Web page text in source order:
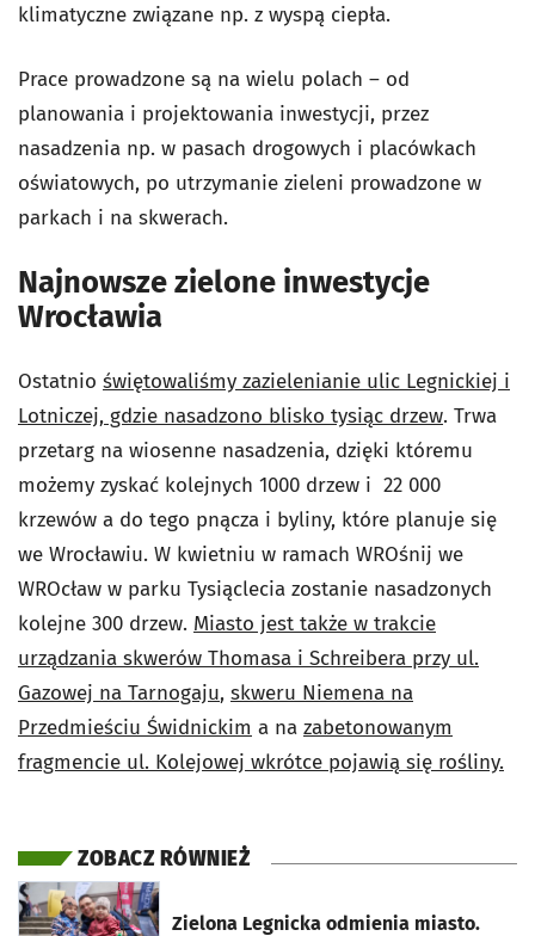
klimatyczne związane np. z wyspą ciepła.
Prace prowadzone są na wielu polach – od
planowania i projektowania inwestycji, przez
nasadzenia np. w pasach drogowych i placówkach
oświatowych, po utrzymanie zieleni prowadzone w
parkach i na skwerach.
Najnowsze zielone inwestycje
Wrocławia
Ostatnio świętowaliśmy zazielenianie ulic Legnickiej i
Lotniczej, gdzie nasadzono blisko tysiąc drzew. Trwa
przetarg na wiosenne nasadzenia, dzięki któremu
możemy zyskać kolejnych 1000 drzew i 22 000
krzewów a do tego pnącza i byliny, które planuje się
we Wrocławiu. W kwietniu w ramach WROśnij we
WROcław w parku Tysiąclecia zostanie nasadzonych
kolejne 300 drzew. Miasto jest także w trakcie
urządzania skwerów Thomasa i Schreibera przy ul.
Gazowej na Tarnogaju, skweru Niemena na
Przedmieściu Świdnickim a na zabetonowanym
fragmencie ul. Kolejowej wkrótce pojawią się rośliny.
ZOBACZ RÓWNIEŻ
Zielona Legnicka odmienia miasto.
otworzy się w nowej karcie